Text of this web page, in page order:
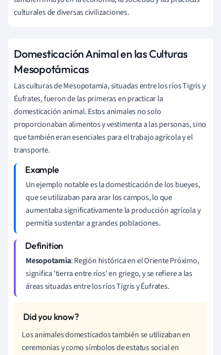
culturales de diversas civilizaciones.
Domesticación Animal en las Culturas
Mesopotámicas
Las culturas de Mesopotamia, situadas entre los ríos Tigris y
Éufrates, fueron de las primeras en practicar la
domesticación animal. Estos animales no solo
proporcionaban alimentos y vestimenta a las personas, sino
que también eran esenciales para el trabajo agrícola y el
transporte.
Un ejemplo notable es la domesticación de los bueyes,
que se utilizaban para arar los campos, lo que
aumentaba significativamente la producción agrícola y
permitía sustentar a grandes poblaciones.
Mesopotamia: Región histórica en el Oriente Próximo,
significa 'tierra entre ríos' en griego, y se refiere a las
áreas situadas entre los ríos Tigris y Éufrates.
Los animales domesticados también se utilizaban en
ceremonias y como símbolos de estatus social en